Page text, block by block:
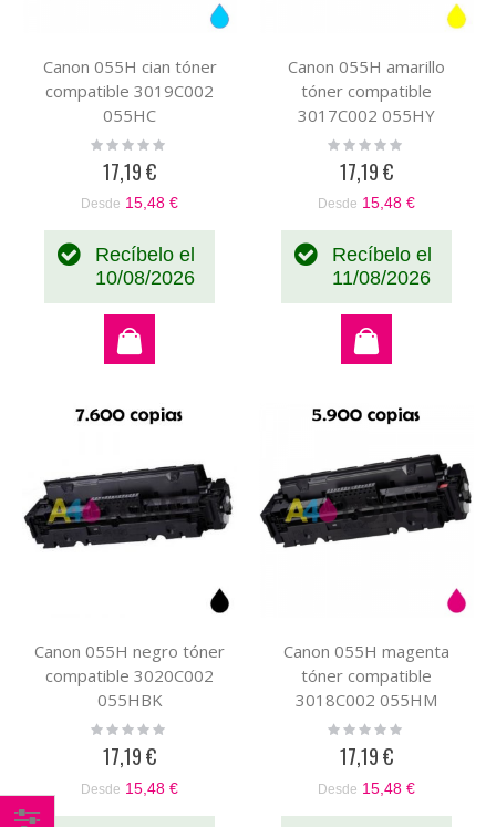
Canon 055H cian tóner
compatible 3019C002
055HC
Rating:
17,19 €
Desde 15,48 €
Recíbelo el
10/08/2026
Canon 055H amarillo
tóner compatible
3017C002 055HY
Rating:
17,19 €
Desde 15,48 €
Recíbelo el
11/08/2026
Canon 055H negro tóner
compatible 3020C002
055HBK
Rating:
17,19 €
Desde 15,48 €
Canon 055H magenta
tóner compatible
3018C002 055HM
Rating:
17,19 €
Desde 15,48 €